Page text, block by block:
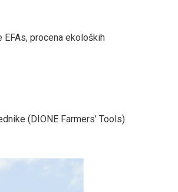
procena ekoloških
(DIONE Farmers’ Tools)